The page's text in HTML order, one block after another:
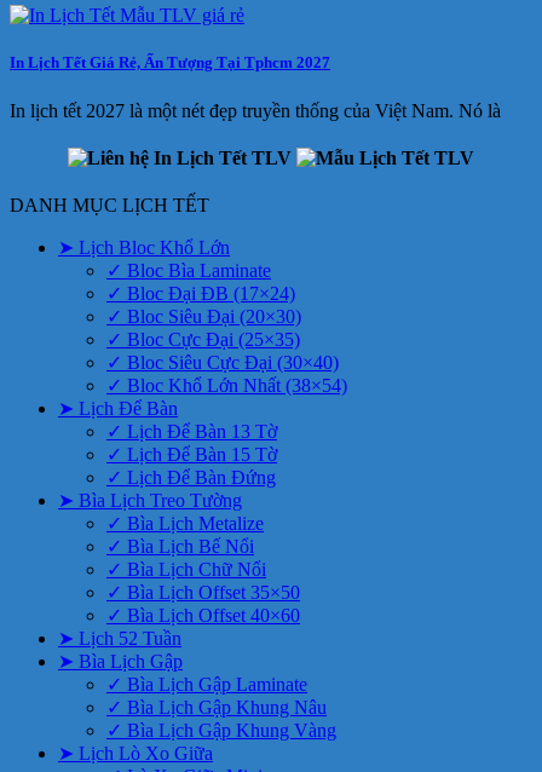
In Lịch Tết Giá Rẻ, Ấn Tượng Tại Tphcm 2027
In lịch tết 2027 là một nét đẹp truyền thống của Việt Nam. Nó là
DANH MỤC LỊCH TẾT
➤ Lịch Bloc Khổ Lớn
✓ Bloc Bìa Laminate
✓ Bloc Đại ĐB (17×24)
✓ Bloc Siêu Đại (20×30)
✓ Bloc Cực Đại (25×35)
✓ Bloc Siêu Cực Đại (30×40)
✓ Bloc Khổ Lớn Nhất (38×54)
➤ Lịch Để Bàn
✓ Lịch Để Bàn 13 Tờ
✓ Lịch Để Bàn 15 Tờ
✓ Lịch Để Bàn Đứng
➤ Bìa Lịch Treo Tường
✓ Bìa Lịch Metalize
✓ Bìa Lịch Bế Nổi
✓ Bìa Lịch Chữ Nổi
✓ Bìa Lịch Offset 35×50
✓ Bìa Lịch Offset 40×60
➤ Lịch 52 Tuần
➤ Bìa Lịch Gập
✓ Bìa Lịch Gập Laminate
✓ Bìa Lịch Gập Khung Nâu
✓ Bìa Lịch Gập Khung Vàng
➤ Lịch Lò Xo Giữa